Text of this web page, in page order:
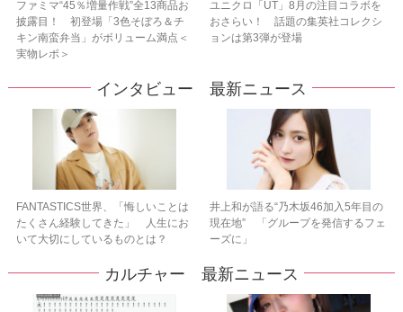
ファミマ“45％増量作戦”全13商品お
披露目！ 初登場「3色そぼろ＆チ
キン南蛮弁当」がボリューム満点＜
実物レポ＞
ユニクロ「UT」8月の注目コラボを
おさらい！ 話題の集英社コレクシ
ョンは第3弾が登場
インタビュー 最新ニュース
FANTASTICS世界、「悔しいことは
たくさん経験してきた」 人生にお
いて大切にしているものとは？
井上和が語る“乃木坂46加入5年目の
現在地” 「グループを発信するフェ
ーズに」
カルチャー 最新ニュース